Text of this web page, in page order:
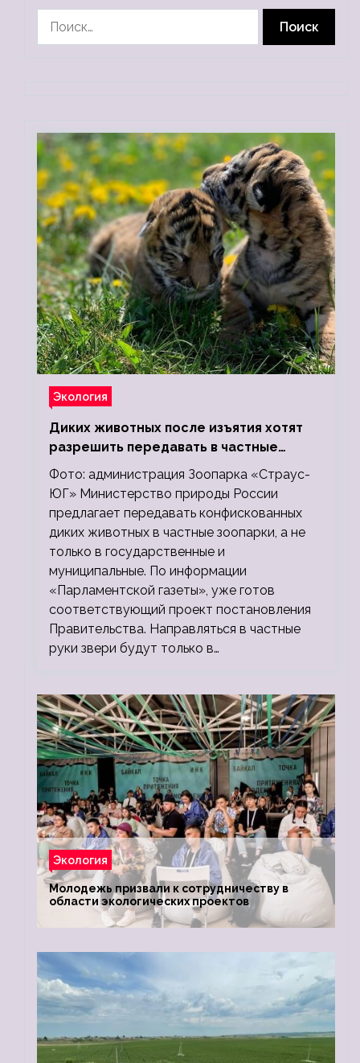
Экология
Диких животных после изъятия хотят
разрешить передавать в частные
зоопарки
Фото: администрация Зоопарка «Страус-
ЮГ» Министерство природы России
предлагает передавать конфискованных
диких животных в частные зоопарки, а не
только в государственные и
муниципальные. По информации
«Парламентской газеты», уже готов
соответствующий проект постановления
Правительства. Направляться в частные
руки звери будут только в…
Экология
Молодежь призвали к сотрудничеству в
области экологических проектов